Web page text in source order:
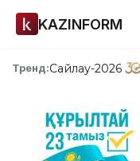
KAZINFORM
Тренд:Сайлау-2026